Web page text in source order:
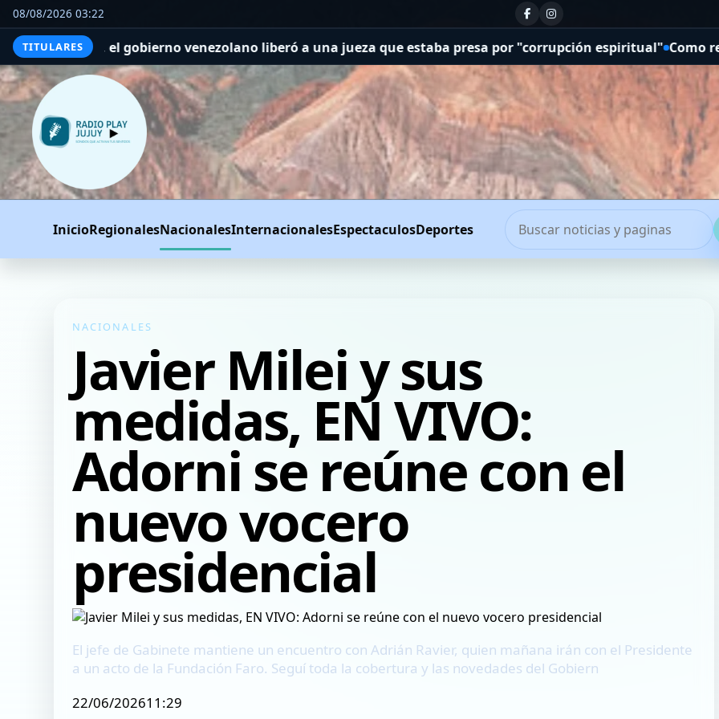
08/08/2026 03:22
TITULARES
el gobierno venezolano liberó a una jueza que estaba presa por "corrupción espiritual" Como respuesta a
InicioRegionalesNacionalesInternacionalesEspectaculosDeportes
NACIONALES
Javier Milei y sus
medidas, EN VIVO:
Adorni se reúne con el
nuevo vocero
presidencial
El jefe de Gabinete mantiene un encuentro con Adrián Ravier, quien mañana irán con el Presidente
a un acto de la Fundación Faro. Seguí toda la cobertura y las novedades del Gobiern
22/06/202611:29